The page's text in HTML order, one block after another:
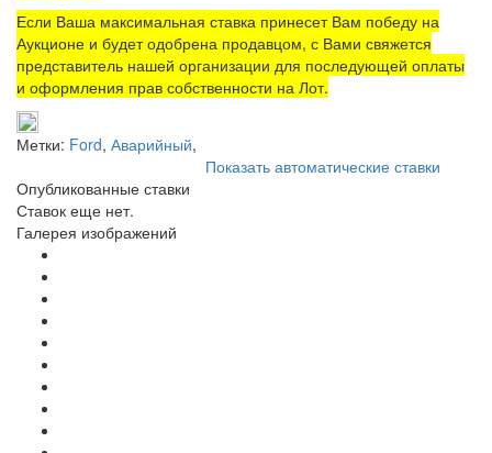
Если Ваша максимальная ставка принесет Вам победу на
Аукционе и будет одобрена продавцом, с Вами свяжется
представитель нашей организации для последующей оплаты
и оформления прав собственности на Лот.
Метки: Ford, Аварийный,
Показать автоматические ставки
Опубликованные ставки
Ставок еще нет.
Галерея изображений